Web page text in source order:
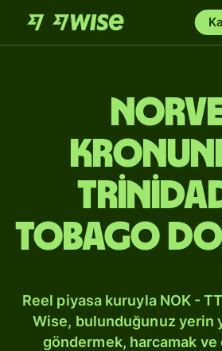
Tobago
Reel piyasa kuruyla NOK -
Wise, bulunduğunuz yerin
göndermek, harcamak